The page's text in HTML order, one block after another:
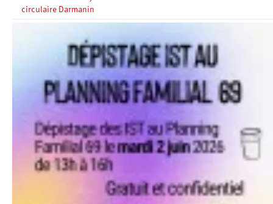
circulaire Darmanin